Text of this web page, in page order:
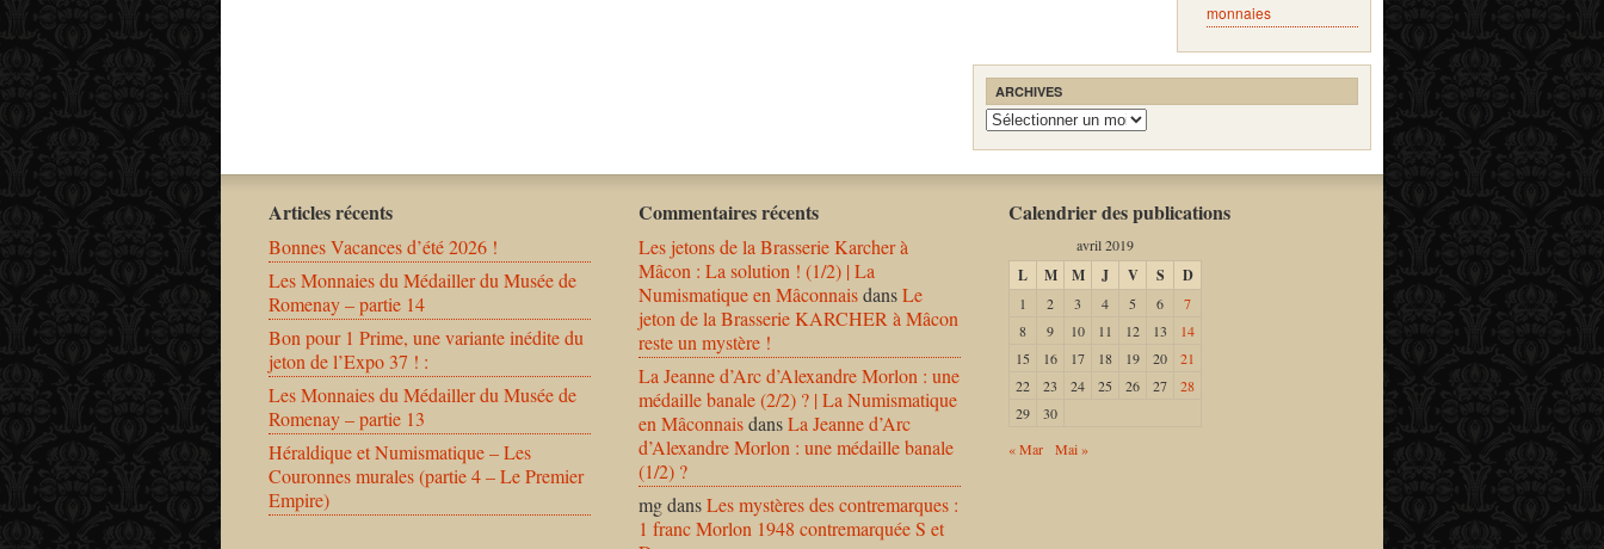
monnaies
ARCHIVES
Archives
Articles récents
Bonnes Vacances d’été 2026 !
Les Monnaies du Médailler du Musée de
Romenay – partie 14
Bon pour 1 Prime, une variante inédite du
jeton de l’Expo 37 ! :
Les Monnaies du Médailler du Musée de
Romenay – partie 13
Héraldique et Numismatique – Les
Couronnes murales (partie 4 – Le Premier
Empire)
Commentaires récents
Les jetons de la Brasserie Karcher à
Mâcon : La solution ! (1/2) | La
Numismatique en MâconnaisdansLe
jeton de la Brasserie KARCHER à Mâcon
reste un mystère !
La Jeanne d’Arc d’Alexandre Morlon : une
médaille banale (2/2) ? | La Numismatique
en MâconnaisdansLa Jeanne d’Arc
d’Alexandre Morlon : une médaille banale
(1/2) ?
mgdansLes mystères des contremarques :
1 franc Morlon 1948 contremarquée S et
Calendrier des publications
avril 2019
L M M J V S D
1 2 3 4 5 6
7
8
9 10 11 12 13
14
15
16 17 18 19 20
21
22
23 24 25 26 27
28
29
30
« Mar
Mai »